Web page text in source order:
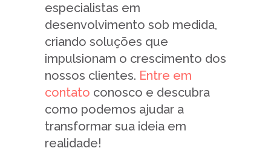
especialistas em
desenvolvimento sob medida,
criando soluções que
impulsionam o crescimento dos
nossos clientes. Entre em
contato conosco e descubra
como podemos ajudar a
transformar sua ideia em
realidade!